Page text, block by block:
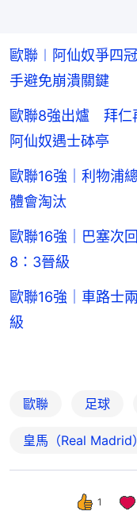
歐聯︱阿仙奴爭四
手避免崩潰關鍵
歐聯8強出爐 拜仁
阿仙奴遇士砵亭
歐聯16強｜利物浦
體會淘汰
歐聯16強｜巴塞次
8：3晉級
歐聯16強｜車路士
級
歐聯 足球
皇馬（Real Madrid）
1